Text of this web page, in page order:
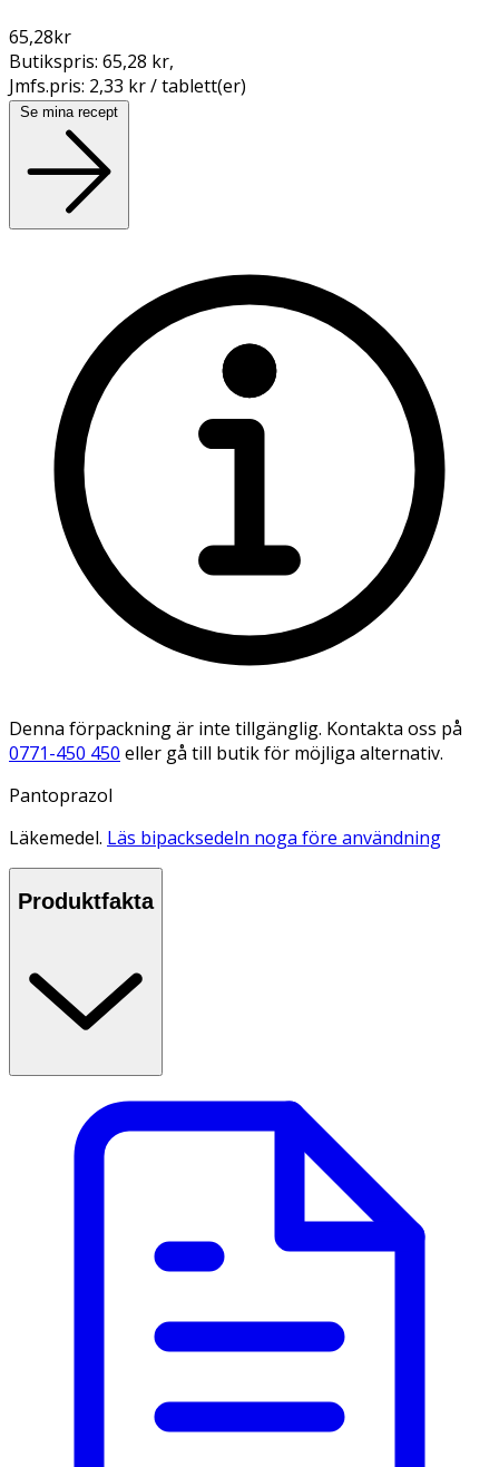
65,28kr
Butikspris: 65,28 kr,
Jmfs.pris: 2,33 kr / tablett(er)
Se mina recept
Denna förpackning är inte tillgänglig. Kontakta oss på
0771-450 450 eller gå till butik för möjliga alternativ.
Pantoprazol
Läkemedel. Läs bipacksedeln noga före användning
Produktfakta